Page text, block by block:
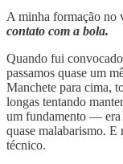
A minha formação no
contato com a bola.
Quando fui
passamos quase um
Manchete para cima,
longas tentando
um fundamento — era
quase malabarismo. E
técnico.